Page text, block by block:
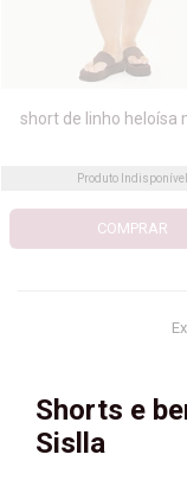
short de linho heloísa
Produto Indisponível
COMPRAR
Shorts e
Sislla